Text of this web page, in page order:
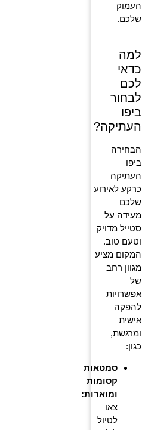
העמוק
שלכם.
למה
כדאי
לכם
לבחור
ביפו
העתיקה?
הבחירה
ביפו
העתיקה
כרקע לאירוע
שלכם
מעידה על
סטייל מדויק
וטעם טוב.
המקום מציע
מגוון רחב
של
אפשרויות
להפקה
אישית
ומרגשת,
כגון:
סמטאות
קסומות
ומוארות:
צאו
לטיול